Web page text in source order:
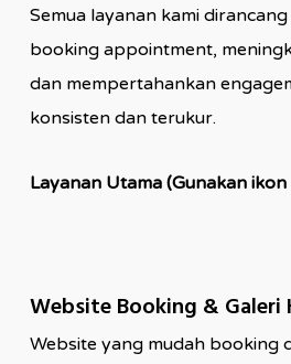
Semua layanan kami
booking appointment,
dan mempertahankan
konsisten dan terukur.
Layanan Utama (Gunakan
Website Booking & Galeri
Website yang mudah booking